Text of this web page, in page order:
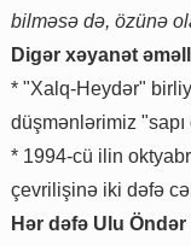
bilməsə də, özünə
Digər xəyanət
* "Xalq-Heydər"
düşmənlərimiz "sapı
* 1994-cü ilin
çevrilişinə iki dəfə
Hər dəfə Ulu